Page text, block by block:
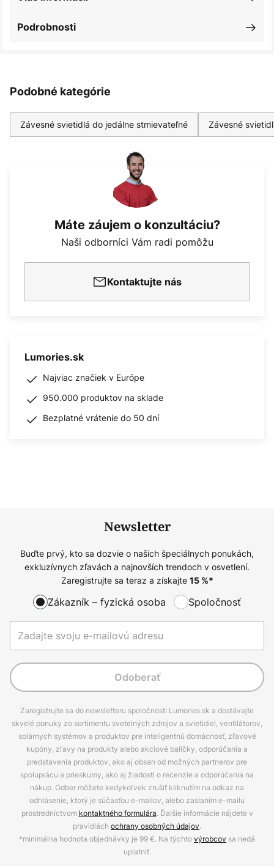
Podrobnosti
Podobné kategórie
Závesné svietidlá do jedálne stmievateľné Závesné
Máte záujem o konzultáciu?
Naši odborníci Vám radi pomôžu
Kontaktujte nás
Lumories.sk
Najviac značiek v Európe
950.000 produktov na sklade
Bezplatné vrátenie do 50 dní
Newsletter
Buďte prvý, kto sa dozvie o našich špeciálnych ponukách,
exkluzívnych zľavách a najnovších trendoch v osvetlení.
Zaregistrujte sa teraz a získajte 15%*
Zákazník – fyzická osoba Spoločnosť
Odoberať
Zaregistrujte sa do newsletteru spoločnosti Lumories.sk a dostávajte
skvelé ponuky zo sortimentu svetelných zdrojov a svietidiel, ventilátorov,
solárnych systémov a produktov pre inteligentnú domácnosť, zľavové
kupóny, zľavy na produkty alebo akciové balíčky, odporúčania a
predstavenia produktov, ako aj obsah od možných partnerov pre
spoluprácu a prieskumy, ako aj žiadosti o recenzie a odporúčania na
nákup. Odber môžete kedykoľvek zrušiť kliknutím na odkaz na
odhlásenie, ktorý je súčasťou e-mailov, alebo zaslaním e-mailu
prostredníctvom kontaktného formulára. Ďalšie informácie nájdete v
pravidlách ochrany osobných údajov.
*minimálna hodnota objednávky je 99 €. Na týchtovýrobcov sa nedá
uplatniť.